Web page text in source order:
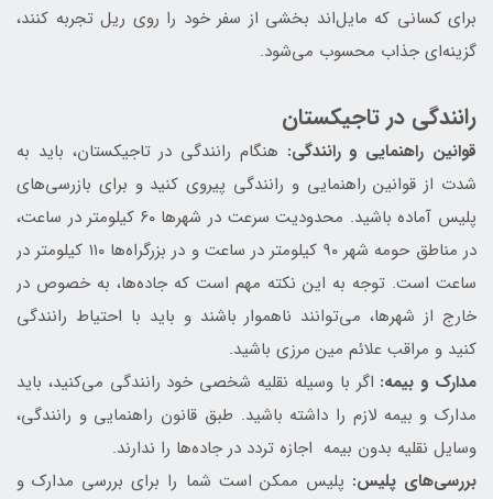
برای کسانی که مایل‌اند بخشی از سفر خود را روی ریل تجربه کنند،
گزینه‌ای جذاب محسوب می‌شود.
رانندگی در تاجیکستان
قوانین راهنمایی و رانندگی: هنگام رانندگی در تاجیکستان، باید به
شدت از قوانین راهنمایی و رانندگی پیروی کنید و برای بازرسی‌های
پلیس آماده باشید. محدودیت سرعت در شهرها ۶۰ کیلومتر در ساعت،
در مناطق حومه شهر ۹۰ کیلومتر در ساعت و در بزرگراه‌ها ۱۱۰ کیلومتر در
ساعت است. توجه به این نکته مهم است که جاده‌ها، به خصوص در
خارج از شهرها، می‌توانند ناهموار باشند و باید با احتیاط رانندگی
کنید و مراقب علائم مین مرزی باشید.
مدارک و بیمه: اگر با وسیله نقلیه شخصی خود رانندگی می‌کنید، باید
مدارک و بیمه لازم را داشته باشید. طبق قانون راهنمایی و رانندگی،
وسایل نقلیه بدون بیمه اجازه تردد در جاده‌ها را ندارند.
بررسی‌های پلیس: پلیس ممکن است شما را برای بررسی مدارک و